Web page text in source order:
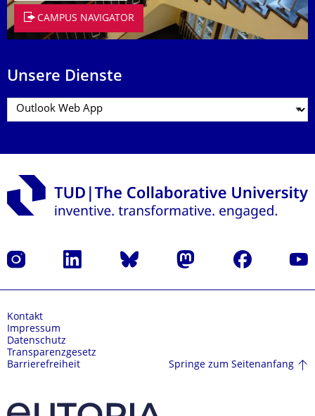
CAMPUS NAVIGATOR
Unsere Dienste
Instagram LinkedIn Bluesky Mastodon Facebook
Kontakt
Impressum
Datenschutz
Transparenzgesetz
Barrierefreiheit
Springe zum Seitenanfang